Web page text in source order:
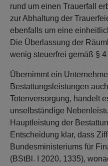
rund um einen Trauerfall
zur Abhaltung der
ebenfalls um eine
Die Überlassung der
wenig steuerfrei gemäß §
Übernimmt ein
Bestattungsleistungen
Totenversorgung, handelt
unselbständige
Hauptleistung der
Entscheidung klar, dass
Bundesministeriums für
(BStBl. I 2020, 1335),